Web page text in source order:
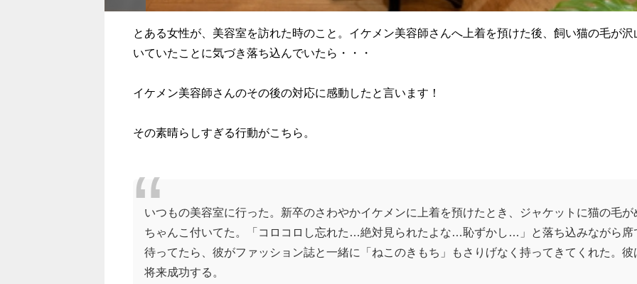
とある女性が、美容室を訪れた時のこと。イケメン美容師さんへ上着を預けた後、飼い猫の毛が沢
いていたことに気づき落ち込んでいたら・・・
イケメン美容師さんのその後の対応に感動したと言います！
その素晴らしすぎる行動がこちら。
いつもの美容室に行った。新卒のさわやかイケメンに上着を預けたとき、ジャケットに猫の毛が
ちゃんこ付いてた。「コロコロし忘れた…絶対見られたよな…恥ずかし…」と落ち込みながら席
待ってたら、彼がファッション誌と一緒に「ねこのきもち」もさりげなく持ってきてくれた。彼
将来成功する。